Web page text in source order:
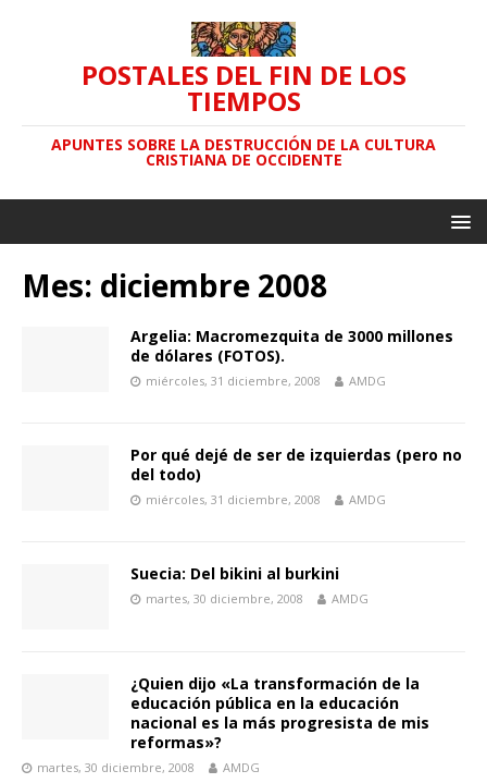
POSTALES DEL FIN DE LOS
TIEMPOS
APUNTES SOBRE LA DESTRUCCIÓN DE LA CULTURA
CRISTIANA DE OCCIDENTE
Mes: diciembre 2008
Argelia: Macromezquita de 3000 millones
de dólares (FOTOS).
miércoles, 31 diciembre, 2008 AMDG
Por qué dejé de ser de izquierdas (pero no
del todo)
miércoles, 31 diciembre, 2008 AMDG
Suecia: Del bikini al burkini
martes, 30 diciembre, 2008 AMDG
¿Quien dijo «La transformación de la
educación pública en la educación
nacional es la más progresista de mis
reformas»?
martes, 30 diciembre, 2008 AMDG